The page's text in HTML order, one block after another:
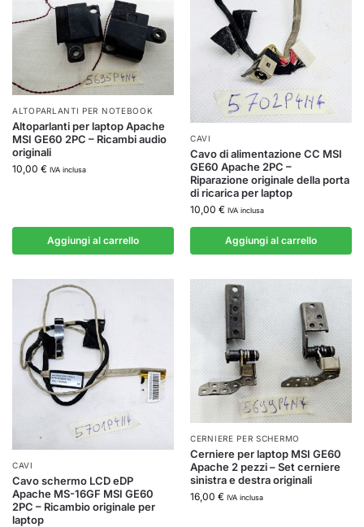
ALTOPARLANTI PER NOTEBOOK
Altoparlanti per laptop Apache
MSI GE60 2PC – Ricambi audio
originali
10,00 € IVA inclusa
Aggiungi al carrello
CAVI
Cavo di alimentazione CC MSI
GE60 Apache 2PC –
Riparazione originale della porta
di ricarica per laptop
10,00 € IVA inclusa
Aggiungi al carrello
CAVI
Cavo schermo LCD eDP
Apache MS-16GF MSI GE60
2PC – Ricambio originale per
laptop
CERNIERE PER SCHERMO
Cerniere per laptop MSI GE60
Apache 2 pezzi – Set cerniere
sinistra e destra originali
16,00 € IVA inclusa